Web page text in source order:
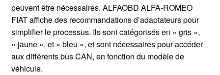
peuvent être nécessaires. ALFAOBD ALFA-ROMEO
FIAT affiche des recommandations d’adaptateurs pour
simplifier le processus. Ils sont catégorisés en « gris »,
« jaune », et « bleu », et sont nécessaires pour accéder
aux différents bus CAN, en fonction du modèle de
véhicule.